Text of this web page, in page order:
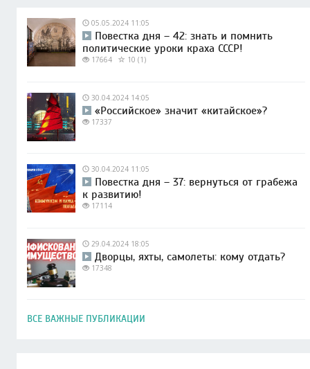
05.05.2024 11:05
Повестка дня – 42: знать и помнить
политические уроки краха СССР!
17664 10 (1)
30.04.2024 14:05
«Российское» значит «китайское»?
17337
30.04.2024 11:05
Повестка дня – 37: вернуться от грабежа
к развитию!
17114
29.04.2024 18:05
Дворцы, яхты, самолеты: кому отдать?
17348
ВСЕ ВАЖНЫЕ ПУБЛИКАЦИИ